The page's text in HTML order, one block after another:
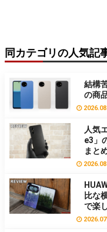
同カテゴリの人気記
結構
の商
人気
e3」
まと
比な
で楽